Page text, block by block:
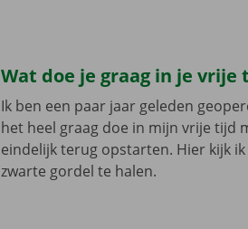
Wat doe je graag in je vrije
Ik ben een paar jaar geleden
het heel graag doe in mijn vrije tijd
eindelijk terug opstarten. Hier kijk
zwarte gordel te halen.